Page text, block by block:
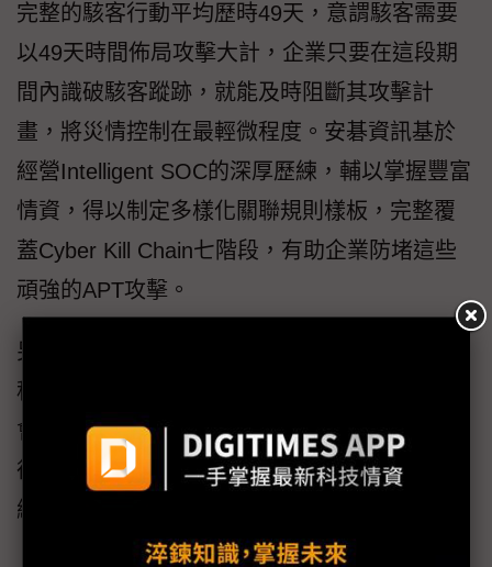
完整的駭客行動平均歷時49天，意謂駭客需要
以49天時間佈局攻擊大計，企業只要在這段期
間內識破駭客蹤跡，就能及時阻斷其攻擊計
畫，將災情控制在最輕微程度。安碁資訊基於
經營Intelligent SOC的深厚歷練，輔以掌握豐富
情資，得以制定多樣化關聯規則樣板，完整覆
蓋Cyber Kill Chain七階段，有助企業防堵這些
頑強的APT攻擊。
另外安碁資訊訂定嚴謹有序的事件處理作業流
程SOP，其數位鑑識實驗室專業技術人員，都
會依循「再度取得系統控制權」、「入侵回
復」、「系統與網路安全強化」、「重新上
網」、「分析入侵行為」、「事件通報」和
「事後檢討」等程序，沉穩踏實地解決OT資安